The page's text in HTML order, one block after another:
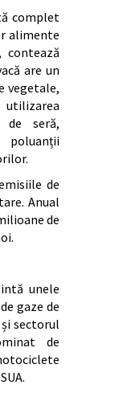
complet
alimente
contează
are un
vegetale,
de seră,
poluanții
de
Anual
de
unele
gaze de
sectorul
de